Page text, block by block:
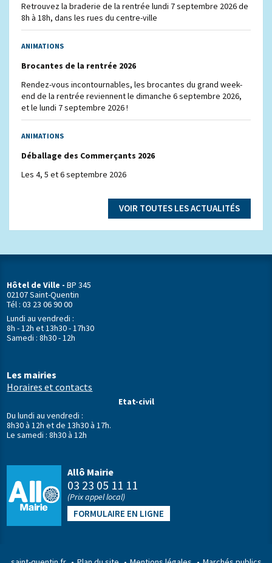
Retrouvez la braderie de la rentrée lundi 7 septembre 2026 de
8h à 18h, dans les rues du centre-ville
ANIMATIONS
Brocantes de la rentrée 2026
Rendez-vous incontournables, les brocantes du grand week-
end de la rentrée reviennent le dimanche 6 septembre 2026,
et le lundi 7 septembre 2026 !
ANIMATIONS
Déballage des Commerçants 2026
Les 4, 5 et 6 septembre 2026
VOIR TOUTES LES ACTUALITÉS
Hôtel de Ville - BP 345
02107 Saint-Quentin
Tél : 03 23 06 90 00
Lundi au vendredi :
8h - 12h et 13h30 - 17h30
Samedi : 8h30 - 12h
Les mairies
Horaires et contacts
Etat-civil
Du lundi au vendredi :
8h30 à 12h et de 13h30 à 17h.
Le samedi : 8h30 à 12h
Allô Mairie
03 23 05 11 11
(Prix appel local)
FORMULAIRE EN LIGNE